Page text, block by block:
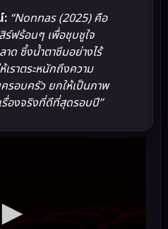
: “Nonnas (2025) คือ
ร์ฟร้อนๆ เพื่อชุบชูใจ
ด ซึ้งน้ำตาซึมอย่างไร้
เราตระหนักถึงความ
รอบครัว ยกให้เป็นภาพ
องจริงที่ดีที่สุดรอบปี”